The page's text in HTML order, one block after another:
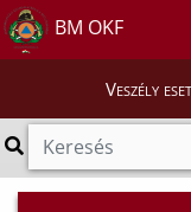
BM OKF
Veszély